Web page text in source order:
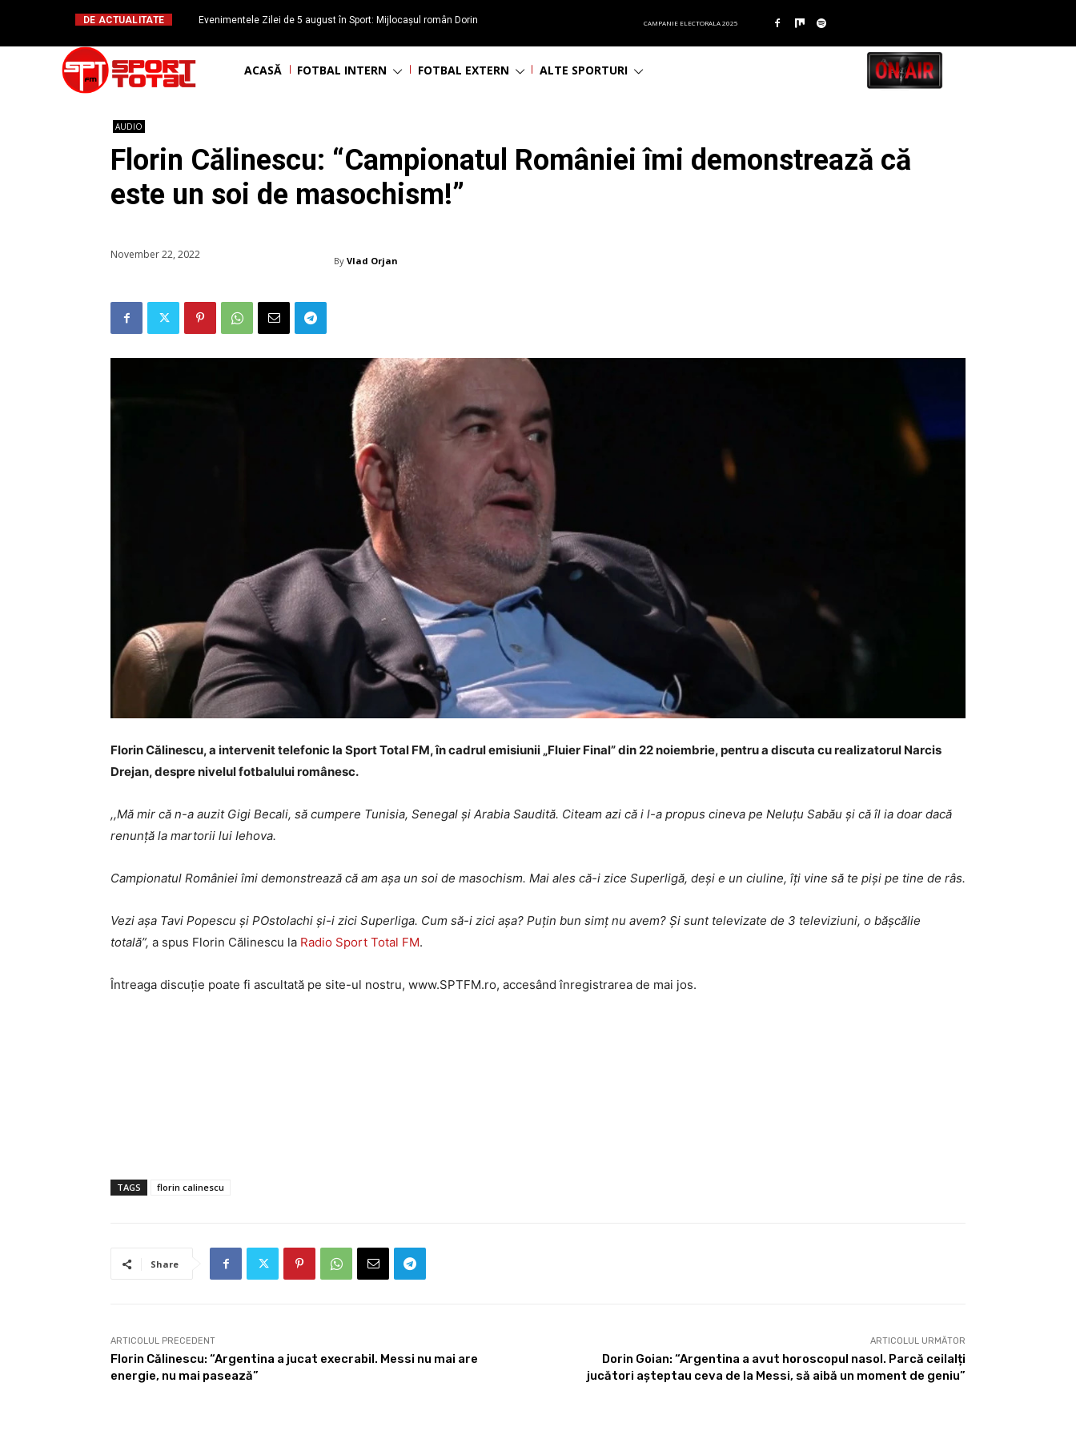
DE ACTUALITATE
Evenimentele Zilei de 5 august în Sport: Mijlocașul român Dorin
CAMPANIE ELECTORALA 2025
ACASĂ FOTBAL INTERN FOTBAL EXTERN ALTE SPORTURI
AUDIO
Florin Călinescu: “Campionatul României îmi demonstrează că
este un soi de masochism!”
November 22, 2022 By Vlad Orjan
Florin Călinescu, a intervenit telefonic la Sport Total FM, în cadrul emisiunii „Fluier Final” din 22 noiembrie, pentru a discuta cu realizatorul Narcis
Drejan, despre nivelul fotbalului românesc.
,,Mă mir că n-a auzit Gigi Becali, să cumpere Tunisia, Senegal și Arabia Saudită. Citeam azi că i l-a propus cineva pe Neluțu Sabău și că îl ia doar dacă
renunță la martorii lui Iehova.
Campionatul României îmi demonstrează că am așa un soi de masochism. Mai ales că-i zice Superligă, deși e un ciuline, îți vine să te piși pe tine de râs.
Vezi așa Tavi Popescu și POstolachi și-i zici Superliga. Cum să-i zici așa? Puțin bun simț nu avem? Și sunt televizate de 3 televiziuni, o bășcălie
totală”, a spus Florin Călinescu la Radio Sport Total FM.
Întreaga discuție poate fi ascultată pe site-ul nostru, www.SPTFM.ro, accesând înregistrarea de mai jos.
TAGS florin calinescu
Share
ARTICOLUL PRECEDENT
Florin Călinescu: “Argentina a jucat execrabil. Messi nu mai are
energie, nu mai pasează”
ARTICOLUL URMĂTOR
Dorin Goian: “Argentina a avut horoscopul nasol. Parcă ceilalți
jucători așteptau ceva de la Messi, să aibă un moment de geniu”